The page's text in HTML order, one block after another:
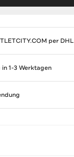
per DHL
1-3 Werktagen